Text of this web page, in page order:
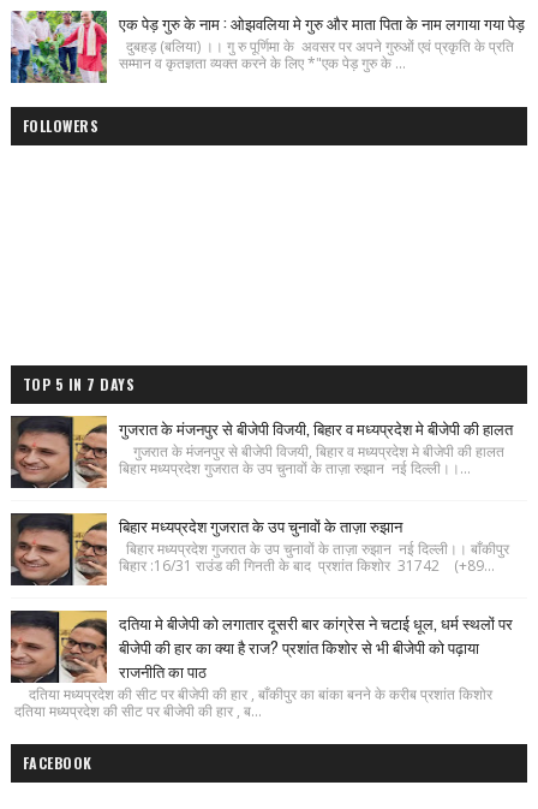
एक पेड़ गुरु के नाम : ओझवलिया मे गुरु और माता पिता के नाम लगाया गया पेड़
दुबहड़ (बलिया) ।। गु रु पूर्णिमा के अवसर पर अपने गुरुओं एवं प्रकृति के प्रति
सम्मान व कृतज्ञता व्यक्त करने के लिए *"एक पेड़ गुरु के ...
FOLLOWERS
TOP 5 IN 7 DAYS
गुजरात के मंजनपुर से बीजेपी विजयी, बिहार व मध्यप्रदेश मे बीजेपी की हालत
गुजरात के मंजनपुर से बीजेपी विजयी, बिहार व मध्यप्रदेश मे बीजेपी की हालत
बिहार मध्यप्रदेश गुजरात के उप चुनावों के ताज़ा रुझान नई दिल्ली।।...
बिहार मध्यप्रदेश गुजरात के उप चुनावों के ताज़ा रुझान
बिहार मध्यप्रदेश गुजरात के उप चुनावों के ताज़ा रुझान नई दिल्ली।। बाँकीपुर
बिहार :16/31 राउंड की गिनती के बाद प्रशांत किशोर 31742 (+89...
दतिया मे बीजेपी को लगातार दूसरी बार कांग्रेस ने चटाई धूल, धर्म स्थलों पर
बीजेपी की हार का क्या है राज? प्रशांत किशोर से भी बीजेपी को पढ़ाया
राजनीति का पाठ
दतिया मध्यप्रदेश की सीट पर बीजेपी की हार , बाँकीपुर का बांका बनने के करीब प्रशांत किशोर
दतिया मध्यप्रदेश की सीट पर बीजेपी की हार , ब...
FACEBOOK